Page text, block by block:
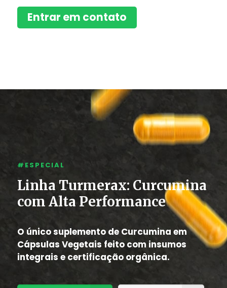
Entrar em contato
#ESPECIAL
Linha Turmerax: Curcumina
com Alta Performance
O único suplemento de Curcumina em
Cápsulas Vegetais feito com insumos
integrais e certificação orgânica.